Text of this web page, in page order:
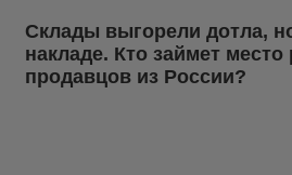
Склады выгорели дотла,
накладе. Кто займет
продавцов из России?